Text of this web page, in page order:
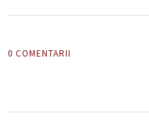
0 COMENTARII